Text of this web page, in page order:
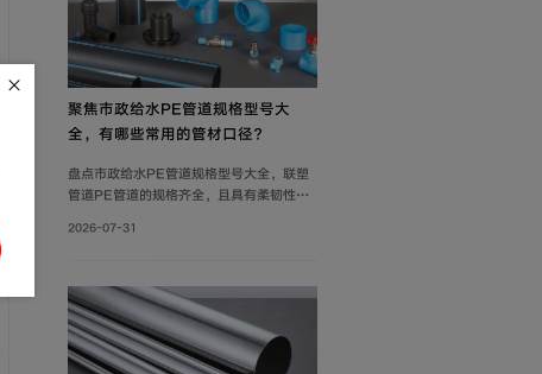
聚焦市政给水PE管道规格型号大
全，有哪些常用的管材口径？
盘点市政给水PE管道规格型号大全，联塑
管道PE管道的规格齐全，且具有柔韧性
特点，广泛应用于市政供水系统、建筑给水
管及小区给水，大口径（dn125-
dn1600）用于市政主干管。
2026-07-31